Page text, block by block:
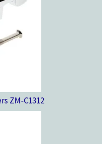
ZM-C1312